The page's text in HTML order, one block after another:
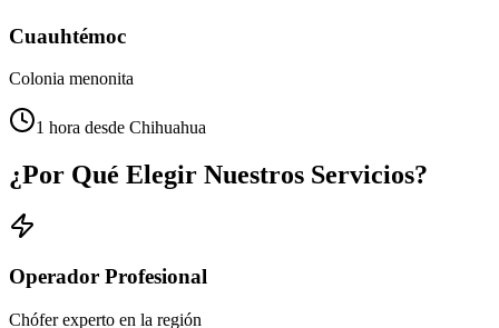
Cuauhtémoc
Colonia menonita
1 hora desde Chihuahua
¿Por Qué Elegir Nuestros Servicios?
Operador Profesional
Chófer experto en la región